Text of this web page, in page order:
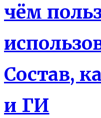
чём
Состав,
и ГИ